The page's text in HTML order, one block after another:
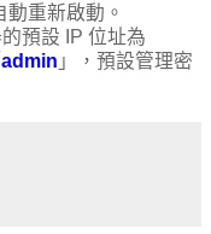
動重新啟動。
預設 IP 位址為
admin 」，預設管理密